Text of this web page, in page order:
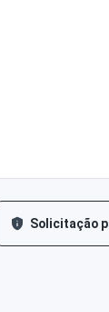
Solicitação